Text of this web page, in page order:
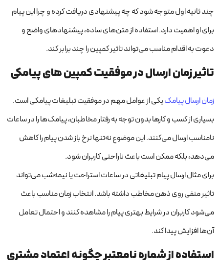
چند ثانیه اول متوجه شود که چه پیشنهادی دریافت کرده و چرا این پیام
برای او اهمیت دارد. استفاده از متن‌های ساده، پیشنهادهای واضح و
دعوت به اقدام مناسب می‌تواند تاثیر کمپین را چند برابر کند.
تاثیر زمان ارسال در موفقیت کمپین های پیامکی
زمان ارسال پیامکیکی از عوامل مهم در موفقیت تبلیغات پیامکی است.
بسیاری از کسب و کارها بدون توجه به رفتار مخاطبان، پیامک‌ها را در ساعات
نامناسب ارسال می‌کنند. این موضوع نه‌تنها نرخ باز شدن پیام را کاهش
می‌دهد، بلکه ممکن است باعث ناراحتی کاربران شود.
برای مثال ارسال پیام تبلیغاتی در ساعات استراحت یا نیمه‌شب می‌تواند
تاثیر منفی روی ذهن مخاطب داشته باشد. انتخاب زمان مناسب باعث
می‌شود کاربران در شرایط بهتری پیام را مشاهده کنند و احتمال تعامل
آن‌ها افزایش پیدا کند.
استفاده از شماره نامعتبر چگونه اعتماد مشتری